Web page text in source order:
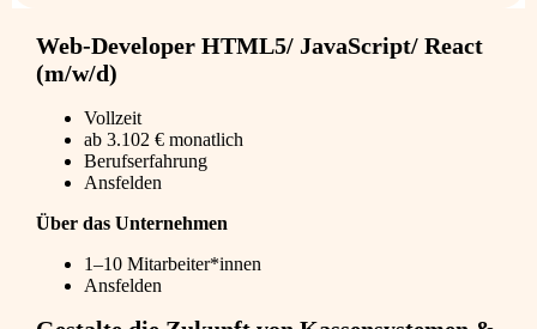
Web-Developer HTML5/ JavaScript/ React
(m/w/d)
Vollzeit
ab 3.102 € monatlich
Berufserfahrung
Ansfelden
Über das Unternehmen
1–10 Mitarbeiter*innen
Ansfelden